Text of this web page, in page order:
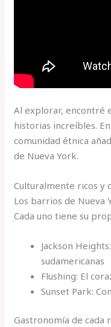
Al explorar, encontré
historias increíbles.
comunidad étnica
de Nueva York.
Culturalmente ricos y
Los barrios de Nueva
Cada uno tiene su
Jackson
sudamericanas
Flushing: El
Sunset Park:
Gastronomía de cada